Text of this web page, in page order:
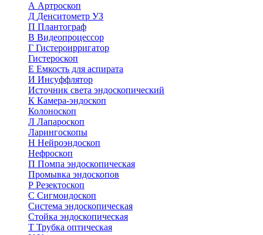
А Артроскоп
Д Денситометр УЗ
П Плантограф
В Видеопроцессор
Г Гистероирригатор
Гистероскоп
Е Емкость для аспирата
И Инсуффлятор
Источник света эндоскопический
К Камера-эндоскоп
Колоноскоп
Л Лапароскоп
Ларингоскопы
Н Нейроэндоскоп
Нефроскоп
П Помпа эндоскопическая
Промывка эндоскопов
Р Резектоскоп
С Сигмоидоскоп
Система эндоскопическая
Стойка эндоскопическая
Т Трубка оптическая